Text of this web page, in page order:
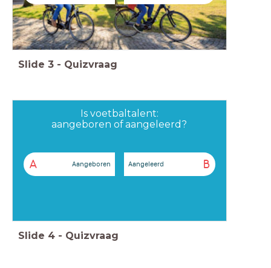
Slide 3 - Quizvraag
Is voetbaltalent:
aangeboren of aangeleerd?
A Aangeboren B
Aangeleerd
Slide 4 - Quizvraag